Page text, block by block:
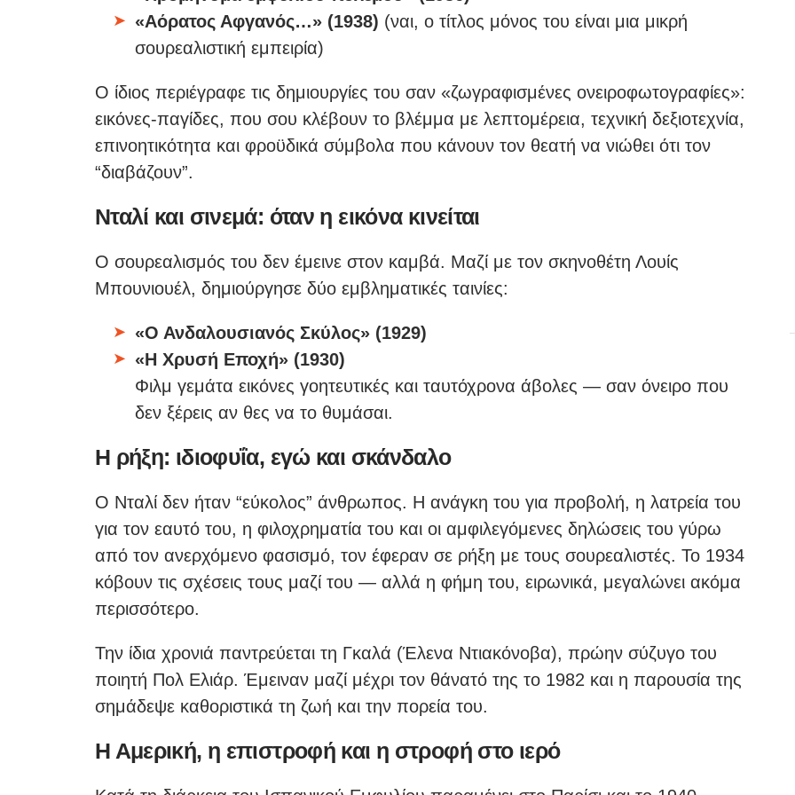
«Αόρατος Αφγανός…» (1938) (ναι, ο τίτλος μόνος του είναι μια μικρή
σουρεαλιστική εμπειρία)
Ο ίδιος περιέγραφε τις δημιουργίες του σαν «ζωγραφισμένες ονειροφωτογραφίες»:
εικόνες-παγίδες, που σου κλέβουν το βλέμμα με λεπτομέρεια, τεχνική δεξιοτεχνία,
επινοητικότητα και φροϋδικά σύμβολα που κάνουν τον θεατή να νιώθει ότι τον
“διαβάζουν”.
Νταλί και σινεμά: όταν η εικόνα κινείται
Ο σουρεαλισμός του δεν έμεινε στον καμβά. Μαζί με τον σκηνοθέτη Λουίς
Μπουνιουέλ, δημιούργησε δύο εμβληματικές ταινίες:
«Ο Ανδαλουσιανός Σκύλος» (1929)
«Η Χρυσή Εποχή» (1930)
Φιλμ γεμάτα εικόνες γοητευτικές και ταυτόχρονα άβολες — σαν όνειρο που
δεν ξέρεις αν θες να το θυμάσαι.
Η ρήξη: ιδιοφυΐα, εγώ και σκάνδαλο
Ο Νταλί δεν ήταν “εύκολος” άνθρωπος. Η ανάγκη του για προβολή, η λατρεία του
για τον εαυτό του, η φιλοχρηματία του και οι αμφιλεγόμενες δηλώσεις του γύρω
από τον ανερχόμενο φασισμό, τον έφεραν σε ρήξη με τους σουρεαλιστές. Το 1934
κόβουν τις σχέσεις τους μαζί του — αλλά η φήμη του, ειρωνικά, μεγαλώνει ακόμα
περισσότερο.
Την ίδια χρονιά παντρεύεται τη Γκαλά (Έλενα Ντιακόνοβα), πρώην σύζυγο του
ποιητή Πολ Ελιάρ. Έμειναν μαζί μέχρι τον θάνατό της το 1982 και η παρουσία της
σημάδεψε καθοριστικά τη ζωή και την πορεία του.
Η Αμερική, η επιστροφή και η στροφή στο ιερό